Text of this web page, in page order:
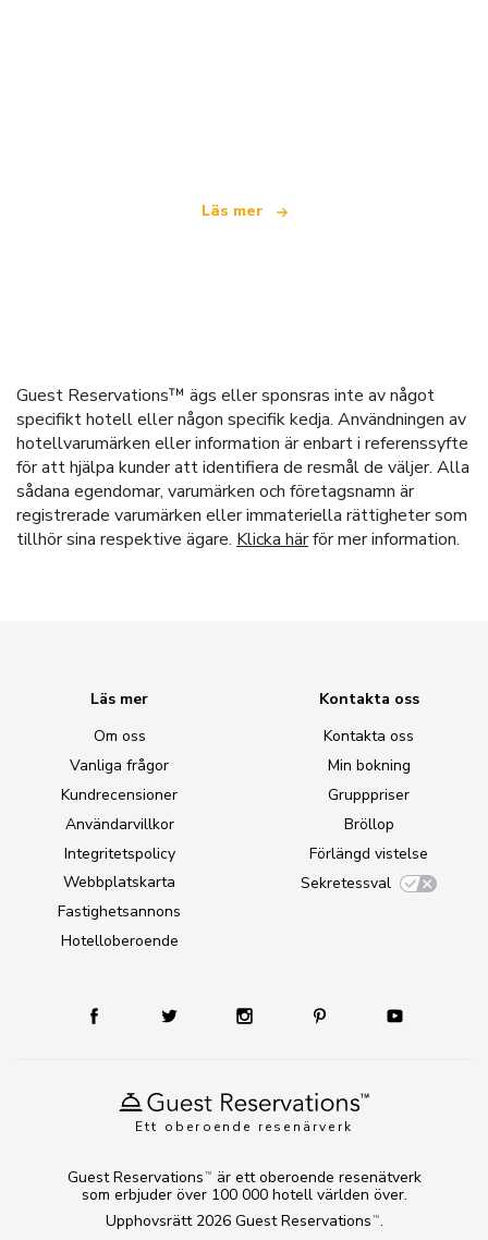
Läs mer
Guest Reservations™ ägs eller sponsras inte av något
specifikt hotell eller någon specifik kedja. Användningen av
hotellvarumärken eller information är enbart i referenssyfte
för att hjälpa kunder att identifiera de resmål de väljer. Alla
sådana egendomar, varumärken och företagsnamn är
registrerade varumärken eller immateriella rättigheter som
tillhör sina respektive ägare. Klicka härför mer information.
Ett oberoende resenärverk
Läs mer
Om oss
Vanliga frågor
Kundrecensioner
Användarvillkor
Integritetspolicy
Webbplatskarta
Fastighetsannons
Hotelloberoende
Kontakta oss
Kontakta oss
Min bokning
Grupppriser
Bröllop
Förlängd vistelse
Sekretessval
Upphovsrätt 2026 Guest Reservations TM .
Guest Reservations TM
är ett oberoende resenätverk
som erbjuder över 100 000 hotell världen över.